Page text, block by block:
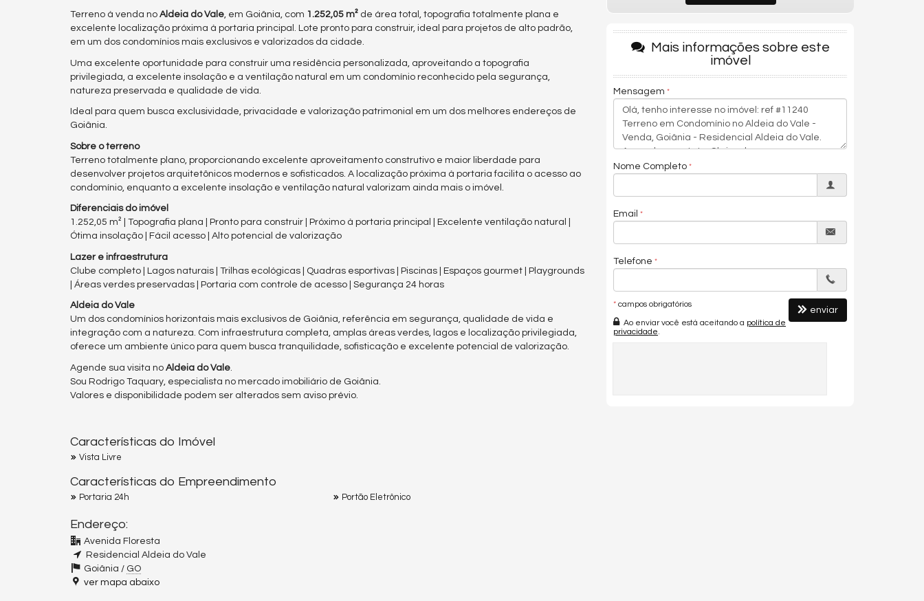
Terreno à venda no Aldeia do Vale, em Goiânia, com 1.252,05 m² de área total, topografia totalmente plana e
excelente localização próxima à portaria principal. Lote pronto para construir, ideal para projetos de alto padrão,
em um dos condomínios mais exclusivos e valorizados da cidade.
Uma excelente oportunidade para construir uma residência personalizada, aproveitando a topografia
privilegiada, a excelente insolação e a ventilação natural em um condomínio reconhecido pela segurança,
natureza preservada e qualidade de vida.
Ideal para quem busca exclusividade, privacidade e valorização patrimonial em um dos melhores endereços de
Goiânia.
Sobre o terreno
Terreno totalmente plano, proporcionando excelente aproveitamento construtivo e maior liberdade para
desenvolver projetos arquitetônicos modernos e sofisticados. A localização próxima à portaria facilita o acesso ao
condomínio, enquanto a excelente insolação e ventilação natural valorizam ainda mais o imóvel.
Diferenciais do imóvel
1.252,05 m² | Topografia plana | Pronto para construir | Próximo à portaria principal | Excelente ventilação natural |
Ótima insolação | Fácil acesso | Alto potencial de valorização
Lazer e infraestrutura
Clube completo | Lagos naturais | Trilhas ecológicas | Quadras esportivas | Piscinas | Espaços gourmet | Playgrounds
| Áreas verdes preservadas | Portaria com controle de acesso | Segurança 24 horas
Aldeia do Vale
Um dos condomínios horizontais mais exclusivos de Goiânia, referência em segurança, qualidade de vida e
integração com a natureza. Com infraestrutura completa, amplas áreas verdes, lagos e localização privilegiada,
oferece um ambiente único para quem busca tranquilidade, sofisticação e excelente potencial de valorização.
Agende sua visita no Aldeia do Vale.
Sou Rodrigo Taquary, especialista no mercado imobiliário de Goiânia.
Valores e disponibilidade podem ser alterados sem aviso prévio.
Características do Imóvel
Vista Livre
Características do Empreendimento
Portaria 24h Portão Eletrônico
Endereço:
Avenida Floresta
Residencial Aldeia do Vale
Goiânia / GO
ver mapa abaixo
Mais informações sobre este
imóvel
Mensagem
Nome Completo
Email
Telefone
* campos obrigatórios
Ao enviar você está aceitando a política de
privacidade
enviar